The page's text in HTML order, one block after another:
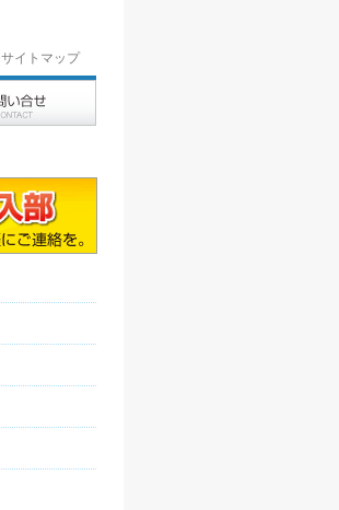
サイトマップ